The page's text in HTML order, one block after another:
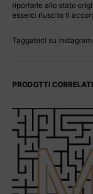
riportarle allo stato
esserci riuscito ti
Taggateci su
PRODOTTI CORRELATI